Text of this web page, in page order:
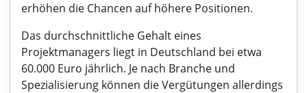
erhöhen die Chancen auf höhere Positionen.
Das durchschnittliche Gehalt eines
Projektmanagers liegt in Deutschland bei etwa
60.000 Euro jährlich. Je nach Branche und
Spezialisierung können die Vergütungen allerdings